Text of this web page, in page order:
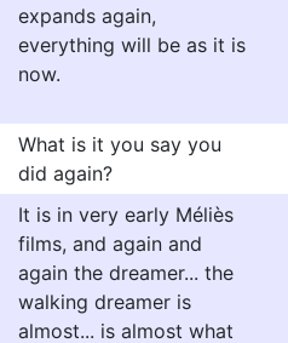
expands again,
everything will be as it is
now.
What is it you say you
did again?
It is in very early Méliès
films, and again and
again the dreamer... the
walking dreamer is
almost... is almost what